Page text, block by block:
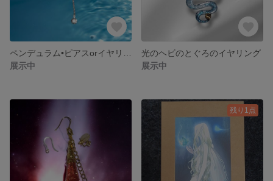
展示中
光のヘビのとぐろのイヤリング
展示中
残り1点